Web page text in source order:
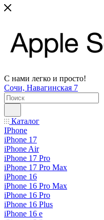
С нами легко и просто!
Сочи, Навагинская 7
Каталог
IPhone
iPhone 17
iPhone Air
iPhone 17 Pro
iPhone 17 Pro Max
iPhone 16
iPhone 16 Pro Max
iPhone 16 Pro
iPhone 16 Plus
iPhone 16 e